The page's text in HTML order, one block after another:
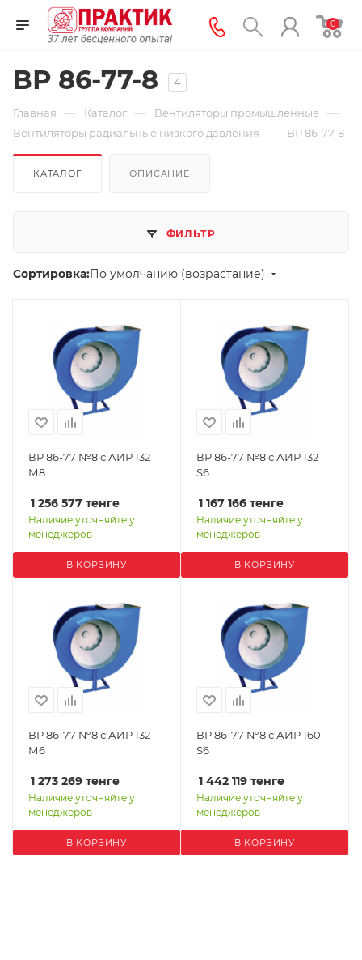
0
ВР 86-77-8 4
Главная — Каталог — Вентиляторы промышленные —
Вентиляторы радиальные низкого давления — ВР 86-77-8
КАТАЛОГ ОПИСАНИЕ
ФИЛЬТР
Сортировка:По умолчанию (возрастание)
ВР 86-77 №8 с АИР 132
М8
1 256 577 тенге
Наличие уточняйте у
менеджеров
В КОРЗИНУ
ВР 86-77 №8 с АИР 132
S6
1 167 166 тенге
Наличие уточняйте у
менеджеров
В КОРЗИНУ
ВР 86-77 №8 с АИР 132
М6
1 273 269 тенге
Наличие уточняйте у
менеджеров
В КОРЗИНУ
ВР 86-77 №8 с АИР 160
S6
1 442 119 тенге
Наличие уточняйте у
менеджеров
В КОРЗИНУ